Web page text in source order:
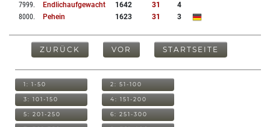
7999. Endlichaufgewacht 1642 31
4
8000. Pehein 1623 31 3
ZURÜCK VOR STARTSEITE
1: 1-50 2: 51-100
3: 101-150 4: 151-200
5: 201-250 6: 251-300